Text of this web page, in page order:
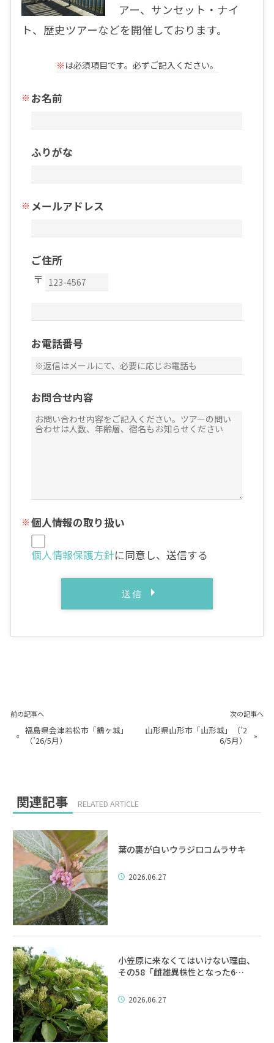
アー、サンセット・ナイ
ト、歴史ツアーなどを開催しております。
※ は必須項目です。必ずご記入ください。
お名前
ふりがな
メールアドレス
ご住所
お電話番号
お問合せ内容
個人情報の取り扱い
個人情報保護方針に同意し、送信する
前の記事へ
« 福島県会津若松市「鶴ヶ城」
（’26/5月）
次の記事へ
山形県山形市「山形城」（’2
6/5月）
»
関連記事 RELATED ARTICLE
葉の裏が白いウラジロコムラサキ
2026.06.27
小笠原に来なくてはいけない理由、
その58「雌雄異株性となった6…
2026.06.27